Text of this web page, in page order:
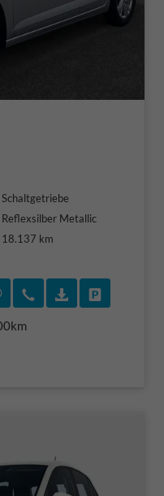
Schaltgetriebe
Reflexsilber Metallic
18.137 km
Rückruf vereinbaren
Wir rufen Sie an